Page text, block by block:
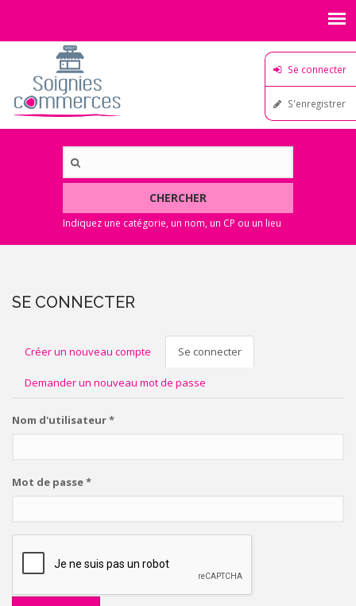
Se connecter
S'enregistrer
CHERCHER
SE CONNECTER
ONGLETS
PRINCIPAUX
Créer un nouveau compte Se connecter
Demander un nouveau mot de passe
Nom d'utilisateur*
Mot de passe*